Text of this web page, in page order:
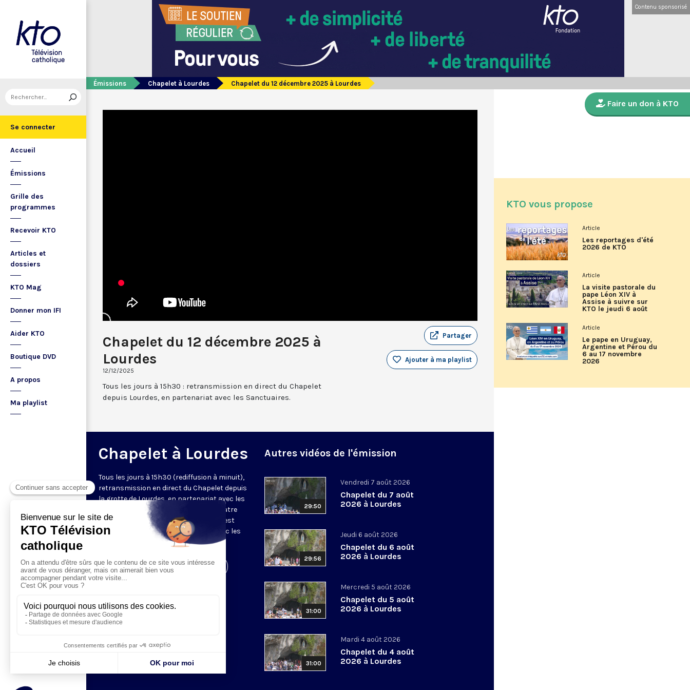
Se connecter
Accueil
Émissions
Grille des
programmes
Recevoir KTO
Articles et
dossiers
KTO Mag
Donner mon IFI
Aider KTO
Boutique DVD
A propos
Ma playlist
Contenu sponsorisé
Émissions Chapelet à Lourdes Chapelet du 12 décembre 2025 à Lourdes
Chapelet du 12 décembre 2025 à
Lourdes
12/12/2025
Partager
Ajouter à ma playlist
Tous les jours à 15h30 : retransmission en direct du Chapelet
depuis Lourdes, en partenariat avec les Sanctuaires.
Chapelet à Lourdes
Tous les jours à 15h30 (rediffusion à minuit),
retransmission en direct du Chapelet depuis
la grotte de Lourdes, en partenariat avec les
Sanctuaires. Chaque jour, l'une des quatre
méditations des mystères du Rosaire est
proposée en communion de prière avec les
Visiter la page de l'émission
Autres vidéos de l'émission
29:50
Vendredi 7 août 2026
Chapelet du 7 août
2026 à Lourdes
29:56
Jeudi 6 août 2026
Chapelet du 6 août
2026 à Lourdes
31:00
Mercredi 5 août 2026
Chapelet du 5 août
2026 à Lourdes
31:00
Mardi 4 août 2026
Chapelet du 4 août
2026 à Lourdes
Faire un don à KTO
KTO vous propose
Article
Les reportages d'été
2026 de KTO
Article
La visite pastorale du
pape Léon XIV à
Assise à suivre sur
KTO le jeudi 6 août
Article
Le pape en Uruguay,
Argentine et Pérou du
6 au 17 novembre
2026